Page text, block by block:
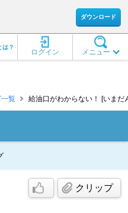
ダウンロード
メニュー
ログイン
は？
一覧 給油口がわからない！ [いまだ
クリップ